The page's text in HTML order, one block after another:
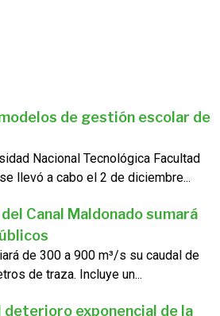
de gestión escolar de
Nacional Tecnológica Facultad
llevó a cabo el 2 de diciembre...
Canal Maldonado sumará
de 300 a 900 m³/s su caudal de
de traza. Incluye un...
exponencial de la